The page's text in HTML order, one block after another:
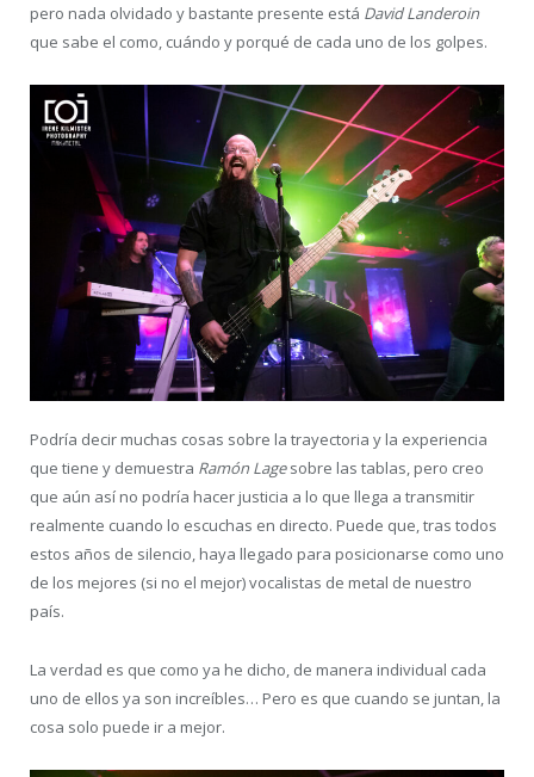
pero nada olvidado y bastante presente está David Landeroin
que sabe el como, cuándo y porqué de cada uno de los golpes.
Podría decir muchas cosas sobre la trayectoria y la experiencia
que tiene y demuestra Ramón Lagesobre las tablas, pero creo
que aún así no podría hacer justicia a lo que llega a transmitir
realmente cuando lo escuchas en directo. Puede que, tras todos
estos años de silencio, haya llegado para posicionarse como uno
de los mejores (si no el mejor) vocalistas de metal de nuestro
país.
La verdad es que como ya he dicho, de manera individual cada
uno de ellos ya son increíbles… Pero es que cuando se juntan, la
cosa solo puede ir a mejor.